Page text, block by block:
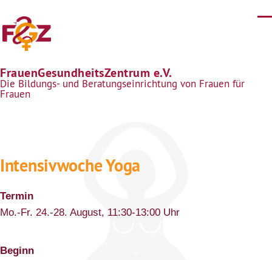
FrauenGesundheitsZentrum e.V.
Die Bildungs- und Beratungseinrichtung von Frauen für
Frauen
Intensivwoche Yoga
Termin
Mo.-Fr. 24.-28. August, 11:30-13:00 Uhr
Beginn